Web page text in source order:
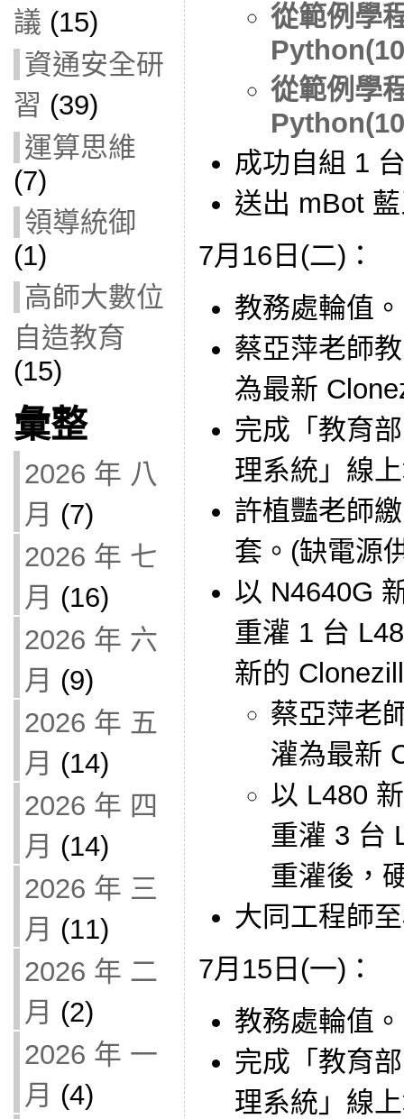
議 (15)
資通安全研
習 (39)
運算思維
(7)
領導統御
(1)
高師大數位
自造教育
(15)
彙整
2026 年 八
月 (7)
2026 年 七
月 (16)
2026 年 六
月 (9)
2026 年 五
月 (14)
2026 年 四
月 (14)
2026 年 三
月 (11)
2026 年 二
月 (2)
2026 年 一
月 (4)
從範例學
從範例學
成功自組 1
送出 mBot
7月16日(二)：
教務處輪值。
蔡亞萍老師
為最新
完成「教育
理系統」線
許植豔老師
套。(缺電源
以 N4640G
重灌 1 台
新的
蔡亞萍老
灌為最新
以 L480
重灌 3 台
重灌後，
大同工程師
7月15日(一)：
教務處輪值。
完成「教育
理系統」線